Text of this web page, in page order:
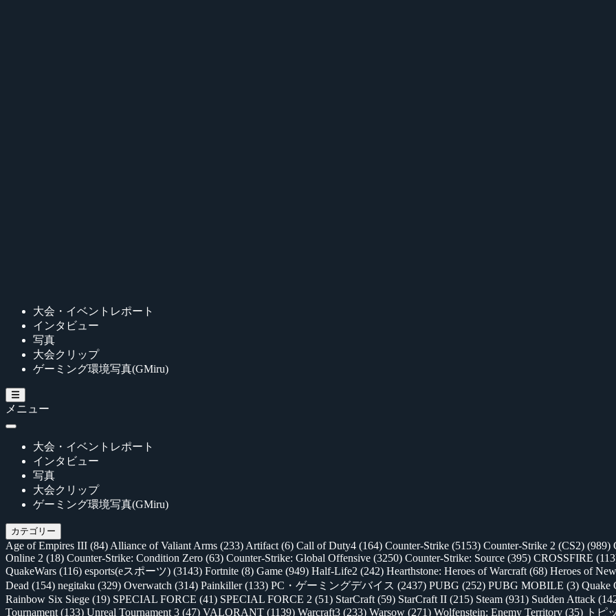
大会・イベントレポート
インタビュー
写真
大会クリップ
ゲーミング環境写真(GMiru)
メニュー
大会・イベントレポート
インタビュー
写真
大会クリップ
ゲーミング環境写真(GMiru)
カテゴリー
Age of Empires III (84) Alliance of Valiant Arms (233) Artifact (6) Call of Duty4 (164) Counter-Strike (5153) Counter-Strike 2 (CS2) (989)
Online 2 (18) Counter-Strike: Condition Zero (63) Counter-Strike: Global Offensive (3250) Counter-Strike: Source (395) CROSSFIRE
QuakeWars (116) esports(eスポーツ) (3143) Fortnite (8) Game (949) Half-Life2 (242) Hearthstone: Heroes of Warcraft (68) Heroes of
Dead (154) negitaku (329) Overwatch (314) Painkiller(133) PC・ゲーミングデバイス (2437) PUBG (252) PUBG MOBILE (3) Quake
Rainbow Six Siege (19) SPECIAL FORCE (41) SPECIAL FORCE 2 (51) StarCraft (59) StarCraft II (215) Steam (931) Sudden Attack
Tournament (133) Unreal Tournament 3 (47) VALORANT (1139) Warcraft3 (233) Warsow (271) Wolfenstein: Enemy Territory (35) トピ